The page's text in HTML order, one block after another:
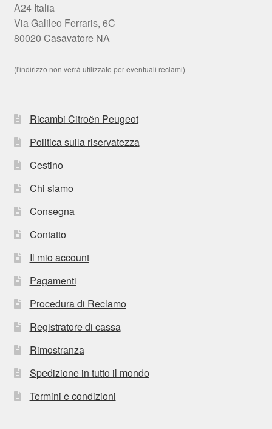
A24 Italia
Via Galileo Ferraris, 6C
80020 Casavatore NA
(l'indirizzo non verrà utilizzato per eventuali reclami)
Ricambi Citroën Peugeot
Politica sulla riservatezza
Cestino
Chi siamo
Consegna
Contatto
Il mio account
Pagamenti
Procedura di Reclamo
Registratore di cassa
Rimostranza
Spedizione in tutto il mondo
Termini e condizioni